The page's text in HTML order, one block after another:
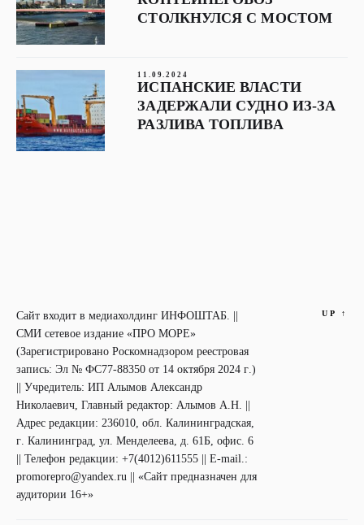
СТОЛКНУЛСЯ С МОСТОМ
11.09.2024
ИСПАНСКИЕ ВЛАСТИ
ЗАДЕРЖАЛИ СУДНО ИЗ-ЗА
РАЗЛИВА ТОПЛИВА
Сайт входит в медиахолдинг ИНФОШТАБ. ||
СМИ сетевое издание «ПРО МОРЕ»
(Зарегистрировано Роскомнадзором реестровая
запись: Эл № ФС77-88350 от 14 октября 2024 г.)
|| Учредитель: ИП Алымов Александр
Николаевич, Главный редактор: Алымов А.Н. ||
Адрес редакции: 236010, обл. Калининградская,
г. Калининград, ул. Менделеева, д. 61Б, офис. 6
|| Телефон редакции: +7(4012)611555 || E-mail.:
promorepro@yandex.ru || «Сайт предназначен для
аудитории 16+»
UP ↑